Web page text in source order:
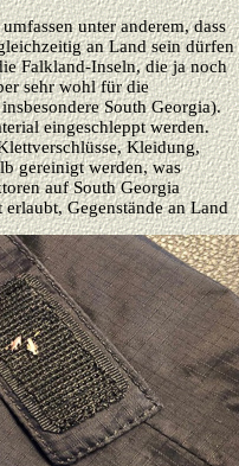
unter anderem, dass
an Land sein dürfen
Falkland-Inseln, die ja noch
sehr wohl für die
South Georgia).
eingeschleppt werden.
Kleidung,
gereinigt werden, was
auf South Georgia
Gegenstände an Land